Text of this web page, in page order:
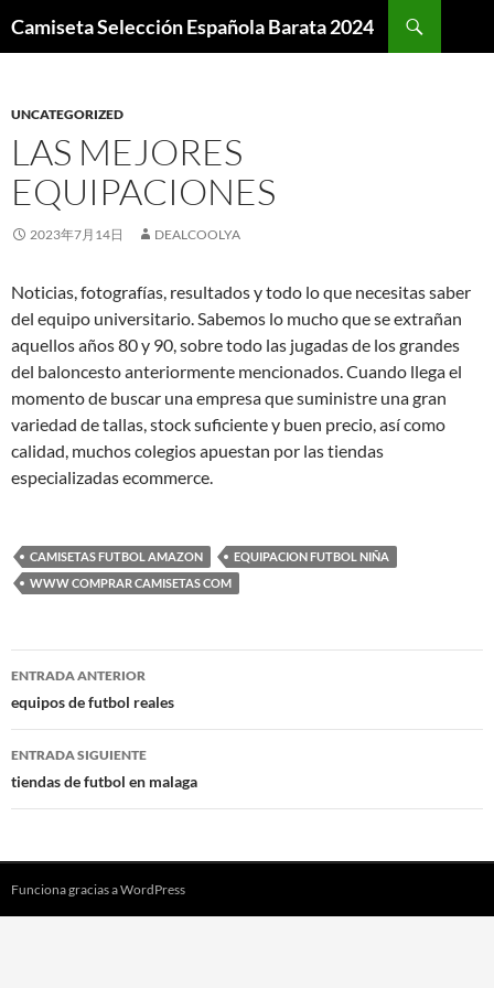
Camiseta Selección Española Barata 2024
UNCATEGORIZED
LAS MEJORES
EQUIPACIONES
2023年7月14日 DEALCOOLYA
Noticias, fotografías, resultados y todo lo que necesitas saber
del equipo universitario. Sabemos lo mucho que se extrañan
aquellos años 80 y 90, sobre todo las jugadas de los grandes
del baloncesto anteriormente mencionados. Cuando llega el
momento de buscar una empresa que suministre una gran
variedad de tallas, stock suficiente y buen precio, así como
calidad, muchos colegios apuestan por las tiendas
especializadas ecommerce.
CAMISETAS FUTBOL AMAZON
EQUIPACION FUTBOL NIÑA
WWW COMPRAR CAMISETAS COM
Navegación
de
entradas
ENTRADA ANTERIOR
equipos de futbol reales
ENTRADA SIGUIENTE
tiendas de futbol en malaga
Funciona gracias a WordPress